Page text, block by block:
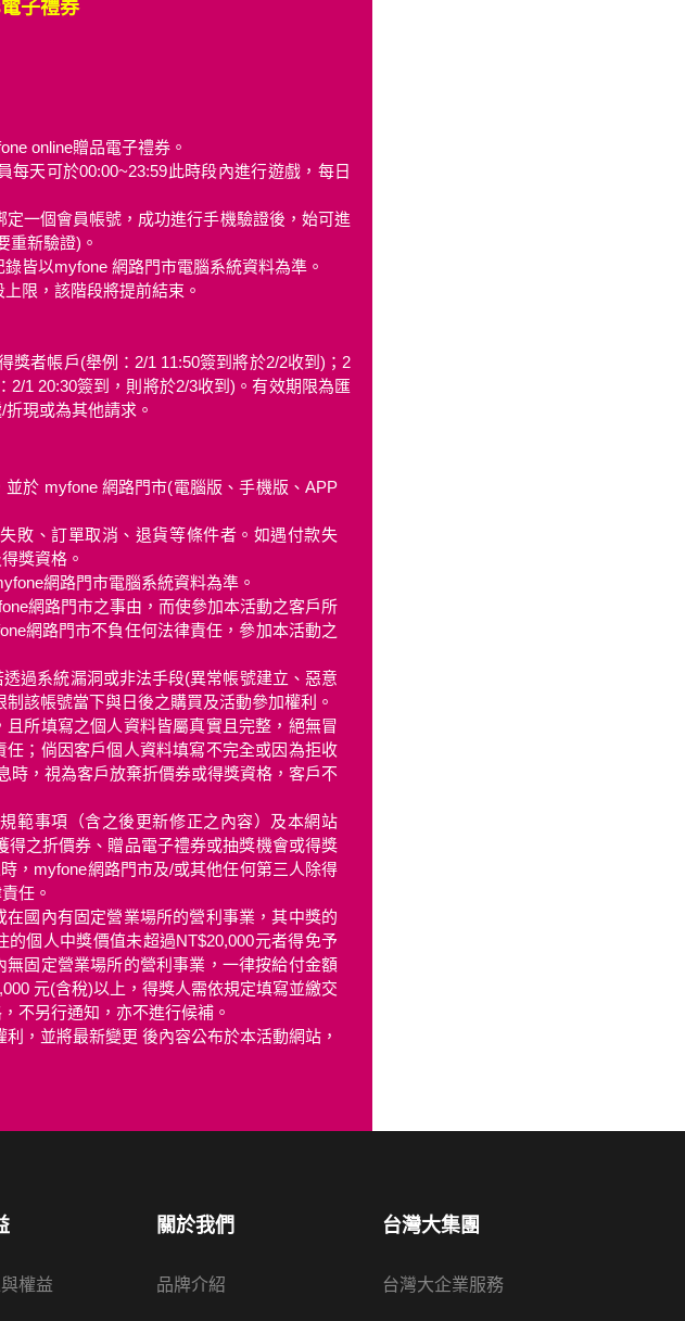
子禮券
online贈品電子禮券。
天可於00:00~23:59此時段內進行遊戲，每日
一個會員帳號，成功進行手機驗證後，始可進
重新驗證)。
皆以myfone 網路門市電腦系統資料為準。
限，該階段將提前結束。
獎者帳戶(舉例：2/1 11:50簽到將於2/2收到)；2
1 20:30簽到，則將於2/3收到)。有效期限為匯
現或為其他請求。
於 myfone 網路門市(電腦版、手機版、APP
敗、訂單取消、退貨等條件者。如遇付款失
獎資格。
網路門市電腦系統資料為準。
網路門市之事由，而使參加本活動之客戶所
網路門市不負任何法律責任，參加本活動之
過系統漏洞或非法手段(異常帳號建立、惡意
該帳號當下與日後之購買及活動參加權利。
所填寫之個人資料皆屬真實且完整，絕無冒
；倘因客戶個人資料填寫不完全或因為拒收
時，視為客戶放棄折價券或得獎資格，客戶不
範事項（含之後更新修正之內容）及本網站
得之折價券、贈品電子禮券或抽獎機會或得獎
，myfone網路門市及/或其他任何第三人除得
任。
國內有固定營業場所的營利事業，其中獎的
個人中獎價值未超過NT$20,000元者得免予
固定營業場所的營利事業，一律按給付金額
元(含稅)以上，得獎人需依規定填寫並繳交
不另行通知，亦不進行候補。
，並將最新變更 後內容公布於本活動網站，
權益
關於我們
品牌介紹
台灣大集團
台灣大企業服務